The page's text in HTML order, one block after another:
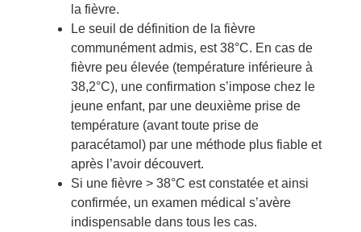
la fièvre.
Le seuil de définition de la fièvre
communément admis, est 38°C. En cas de
fièvre peu élevée (température inférieure à
38,2°C), une confirmation s’impose chez le
jeune enfant, par une deuxième prise de
température (avant toute prise de
paracétamol) par une méthode plus fiable et
après l’avoir découvert.
Si une fièvre > 38°C est constatée et ainsi
confirmée, un examen médical s’avère
indispensable dans tous les cas.